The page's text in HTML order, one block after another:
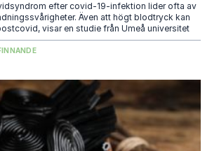
efter covid-19-infektion lider ofta av
Även att högt blodtryck kan
visar en studie från Umeå universitet